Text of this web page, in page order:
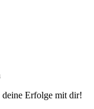
Erfolge mit dir!